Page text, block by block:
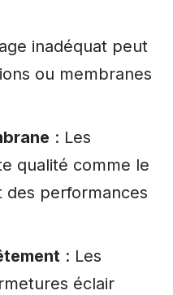
inadéquat peut
ou membranes
: Les
qualité comme le
des performances
: Les
éclair